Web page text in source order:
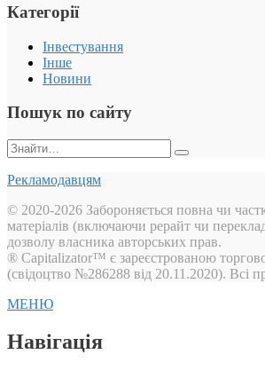
Категорії
Інвестування
Інше
Новини
Пошук по сайту
Пошук:
Рекламодавцям
© 2020-2026 Забороняється повна чи
матеріалів (включаючи рерайт чи
дозволу власника авторських прав.
® Capitalizator™ є зареєстрованою
(свідоцтво №286288 від 20.11.2020). Всі
МЕНЮ
Навігація